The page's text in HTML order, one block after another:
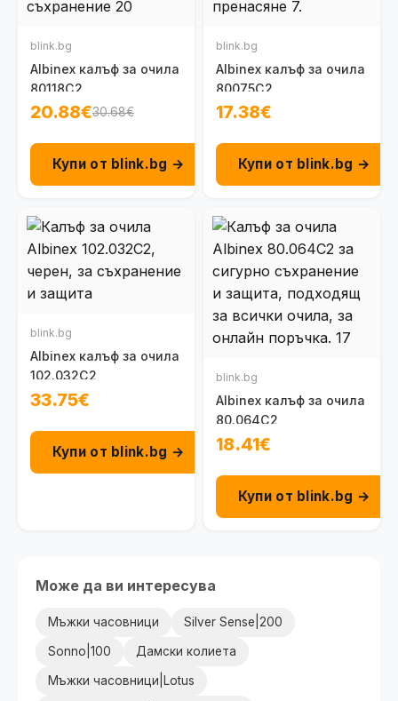
blink.bg
Albinex калъф за очила
80118C2
20.88€30.68€
Купи от blink.bg →
blink.bg
Albinex калъф за очила
80075C2
17.38€
Купи от blink.bg →
blink.bg
Albinex калъф за очила
102.032C2
33.75€
Купи от blink.bg →
blink.bg
Albinex калъф за очила
80.064C2
18.41€
Купи от blink.bg →
Може да ви интересува
Мъжки часовници Silver Sense|200
Sonno|100 Дамски колиета
Мъжки часовници|Lotus